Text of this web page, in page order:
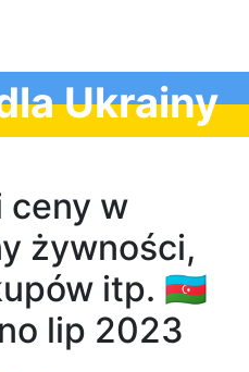
Ukrainy
ceny w
żywności,
itp. 🇦🇿
lip 2023